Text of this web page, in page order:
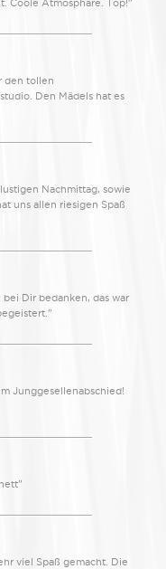
Coole Atmosphäre. Top!"
den tollen
Den Mädels hat es
Nachmittag, sowie
uns allen riesigen Spaß
Dir bedanken, das war
Junggesellenabschied!
viel Spaß gemacht. Die